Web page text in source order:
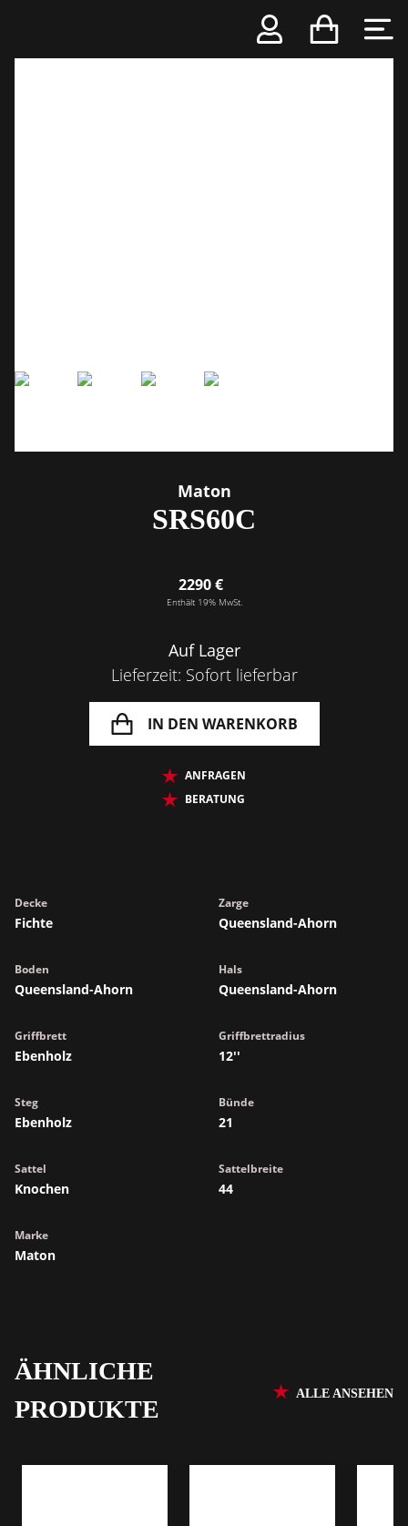
Maton
SRS60C
2290 €
Enthält 19% MwSt.
Auf Lager
Lieferzeit: Sofort lieferbar
IN DEN WARENKORB
ANFRAGEN
BERATUNG
Decke
Fichte
Zarge
Queensland-Ahorn
Boden
Queensland-Ahorn
Hals
Queensland-Ahorn
Griffbrett
Ebenholz
Griffbrettradius
12''
Steg
Ebenholz
Bünde
21
Sattel
Knochen
Sattelbreite
44
Marke
Maton
ÄHNLICHE
PRODUKTE
ALLE ANSEHEN